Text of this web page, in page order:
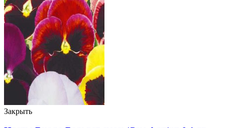
Закрыть